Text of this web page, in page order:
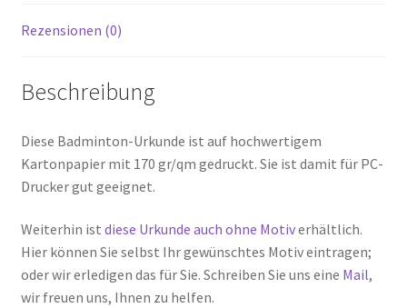
Rezensionen (0)
Beschreibung
Diese Badminton-Urkunde ist auf hochwertigem
Kartonpapier mit 170 gr/qm gedruckt. Sie ist damit für PC-
Drucker gut geeignet.
Weiterhin ist diese Urkunde auch ohne Motiverhältlich.
Hier können Sie selbst Ihr gewünschtes Motiv eintragen;
oder wir erledigen das für Sie. Schreiben Sie uns eine Mail,
wir freuen uns, Ihnen zu helfen.